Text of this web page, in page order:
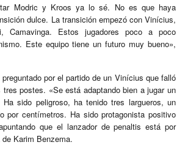
Modric y Kroos ya lo sé. No es que haya
dulce. La transición empezó con Vinícius,
Camavinga. Estos jugadores poco a poco
Este equipo tiene un futuro muy bueno»,
por el partido de un Vinícius que falló
postes. «Se está adaptando bien a jugar un
sido peligroso, ha tenido tres largueros, un
por centímetros. Ha sido protagonista positivo
que el lanzador de penaltis está por
Karim Benzema.